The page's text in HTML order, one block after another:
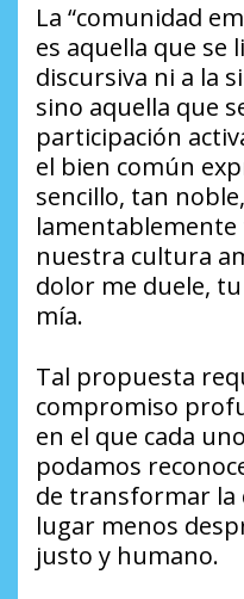
La “comunidad
es aquella que se
discursiva ni a la
sino aquella que
participación
el bien común
sencillo, tan
nuestra cultura
dolor me duele,
mía.
Tal propuesta
compromiso
en el que cada
podamos
de transformar la
lugar menos
justo y humano.